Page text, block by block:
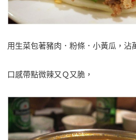
用生菜包著豬肉．粉條．小黃瓜，沾
口感帶點微辣又Ｑ又脆，